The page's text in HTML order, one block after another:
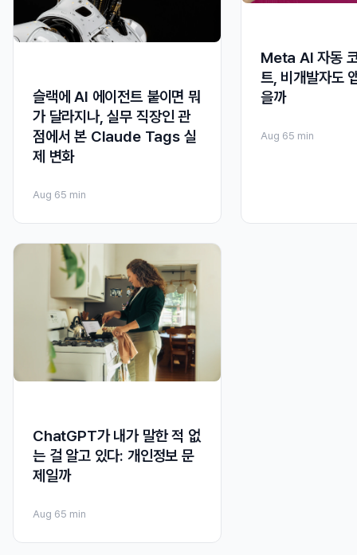
슬랙에 AI 에이전트 붙이면 뭐
가 달라지나, 실무 직장인 관
점에서 본 Claude Tags 실
제 변화
Aug 65 min
Meta AI 자동
트, 비개발자도
을까
Aug 65 min
ChatGPT가 내가 말한 적 없
는 걸 알고 있다: 개인정보 문
제일까
Aug 65 min